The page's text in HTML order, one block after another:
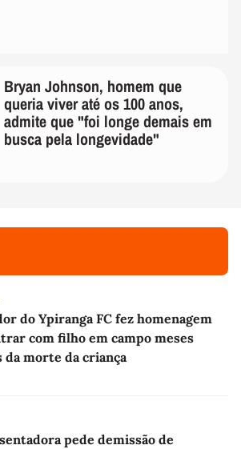
Bryan Johnson, homem que
queria viver até os 100 anos,
admite que "foi longe demais em
busca pela longevidade"
do Ypiranga FC fez homenagem
com filho em campo meses
da morte da criança
pede demissão de